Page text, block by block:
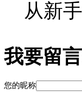
从新
我要留
您的昵称